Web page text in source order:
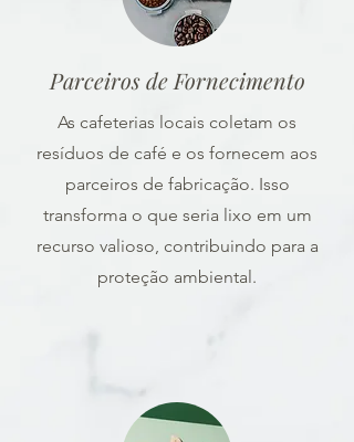
Parceiros de Fornecimento
As cafeterias locais coletam os
resíduos de café e os fornecem aos
parceiros de fabricação. Isso
transforma o que seria lixo em um
recurso valioso, contribuindo para a
proteção ambiental.